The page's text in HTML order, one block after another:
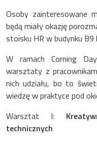
Osoby zainteresowane
będą miały okazję
stoisku HR w budynku
W ramach Corning
warsztaty z
nich udziału, bo to
wiedzę w praktyce pod
Warsztat I:
technicznych